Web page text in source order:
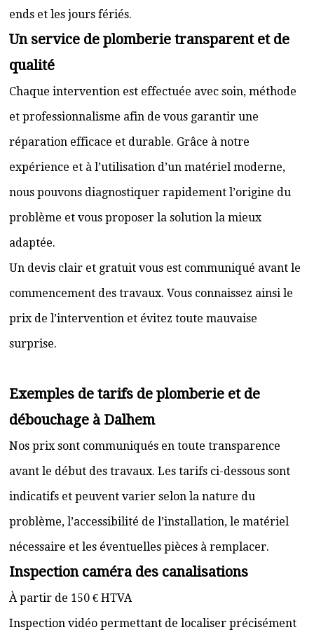
ends et les jours fériés.
Un service de plomberie transparent et de
qualité
Chaque intervention est effectuée avec soin, méthode
et professionnalisme afin de vous garantir une
réparation efficace et durable. Grâce à notre
expérience et à l’utilisation d’un matériel moderne,
nous pouvons diagnostiquer rapidement l’origine du
problème et vous proposer la solution la mieux
adaptée.
Un devis clair et gratuit vous est communiqué avant le
commencement des travaux. Vous connaissez ainsi le
prix de l’intervention et évitez toute mauvaise
surprise.
Exemples de tarifs de plomberie et de
débouchage à Dalhem
Nos prix sont communiqués en toute transparence
avant le début des travaux. Les tarifs ci-dessous sont
indicatifs et peuvent varier selon la nature du
problème, l’accessibilité de l’installation, le matériel
nécessaire et les éventuelles pièces à remplacer.
Inspection caméra des canalisations
À partir de 150 € HTVA
Inspection vidéo permettant de localiser précisément